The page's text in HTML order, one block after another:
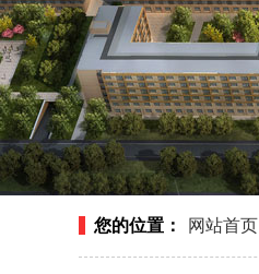
您的位置： 网站首页